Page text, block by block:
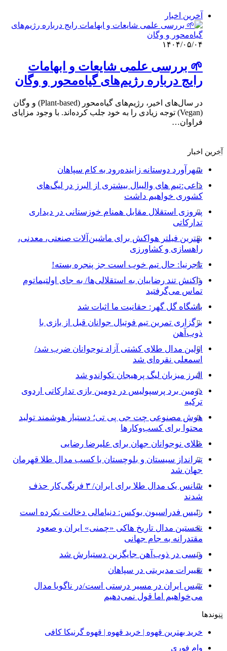
آخرین اخبار
۱۴۰۴/۰۵/۰۴
🌱 بررسی علمی شایعات و ابهامات
رایج درباره رژیم‌های گیاه‌محور و وگان
در سال‌های اخیر، رژیم‌های گیاه‌محور (Plant-based) و وگان
(Vegan) توجه زیادی را به خود جلب کرده‌اند. با وجود مزایای
فراوان…
آخرین اخبار
شهرآورد دوستانه زاینده‌رود به کام سپاهان
داعی:تیم های والیبال بیشتری از البرز در لیگ‌های
کشوری خواهیم داشت
پیروزی استقلال مقابل همنام خوزستانی در دیداری
تدارکاتی
بهترین فیلتر هواکش برای ماشین‌آلات صنعتی، معدنی،
راهسازی و کشاورزی
تاجرنیا: حال تیم خوب است جز پنجره بسته!
واکنش تند رضاییان به استقلالی‌ها/ به جای اولتیماتوم
تماس می‌گرفتید
باشگاه گل گهر: حقانیت ما اثبات شد
برگزاری تمرین تیم فوتبال جوانان قبل از بازی با
ذوب‌آهن
اولین مدال طلای کشتی آزاد نوجوانان ضرب شد/
اسمعلی نقره‌ای شد
البرز میزبان لیگ پرهیجان تکواندو شد
دومین برد پرسپولیس در دومین بازی تدارکاتی اردوی
ترکیه
هوش مصنوعی چت جی پی تی؛ دستیار هوشمند تولید
محتوا برای کسب‌وکارها
طلای نوجوانان جهان برای علیرضا رضایی
تیرانداز سیستان و بلوچستان با کسب مدال طلا قهرمان
جهان شد
شانس یک مدال طلا برای ایران/ ۳ فرنگی‌کار حذف
شدند
رئیس فدراسیون بوکس: دنیامالی دخالت نکرده است
نخستین مدال تاریخ هاکی «چمنی» ایران و صعود
مقتدرانه به جام جهانی
ویسی در ذوب‌آهن جایگزین دستیارش شد
تغییرات مدیریتی در سپاهان
تنیس ایران در مسیر درستی است/در ناگویا مدال
می‌خواهیم اما قول نمی‌دهیم
پیوندها
خرید بهترین قهوه | خرید قهوه | قهوه گرنیکا کافی
وام فوری